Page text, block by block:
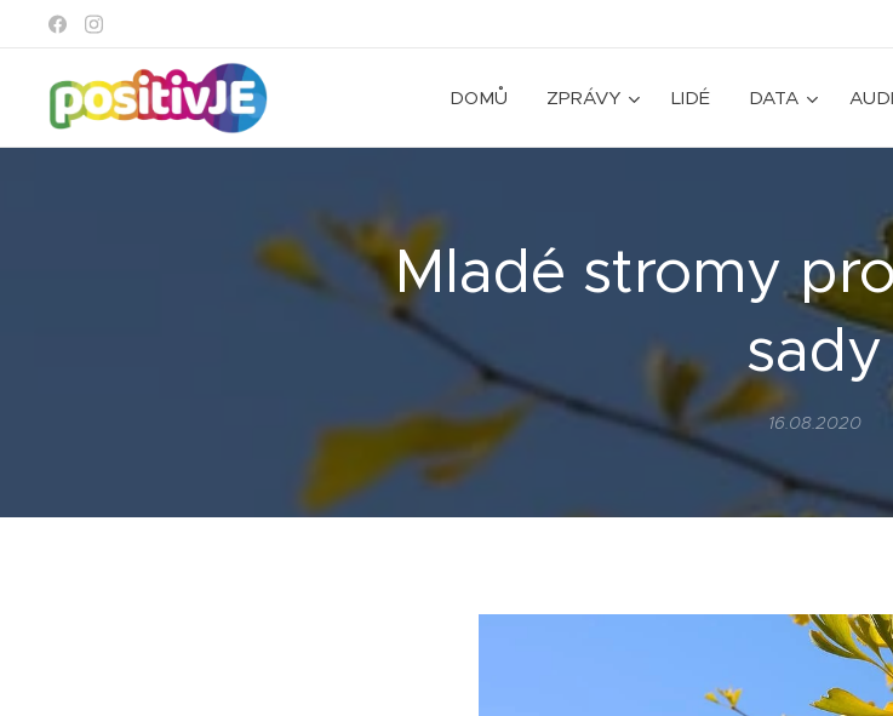
DOMŮ ZPRÁVY LIDÉ DATA
Mladé stromy
sady
16.08.2020